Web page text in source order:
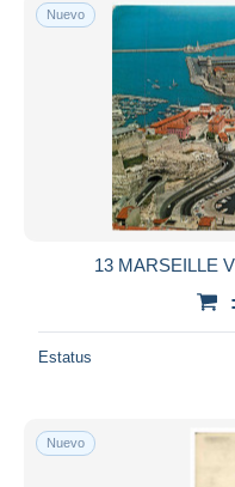
Nuevo
13 MARSEILLE
Estatus
Nuevo